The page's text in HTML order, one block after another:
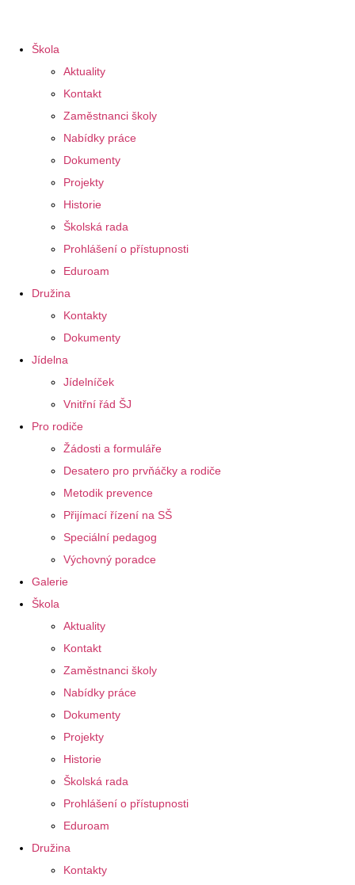
Škola
Aktuality
Kontakt
Zaměstnanci školy
Nabídky práce
Dokumenty
Projekty
Historie
Školská rada
Prohlášení o přístupnosti
Eduroam
Družina
Kontakty
Dokumenty
Jídelna
Jídelníček
Vnitřní řád ŠJ
Pro rodiče
Žádosti a formuláře
Desatero pro prvňáčky a rodiče
Metodik prevence
Přijímací řízení na SŠ
Speciální pedagog
Výchovný poradce
Galerie
Škola
Aktuality
Kontakt
Zaměstnanci školy
Nabídky práce
Dokumenty
Projekty
Historie
Školská rada
Prohlášení o přístupnosti
Eduroam
Družina
Kontakty